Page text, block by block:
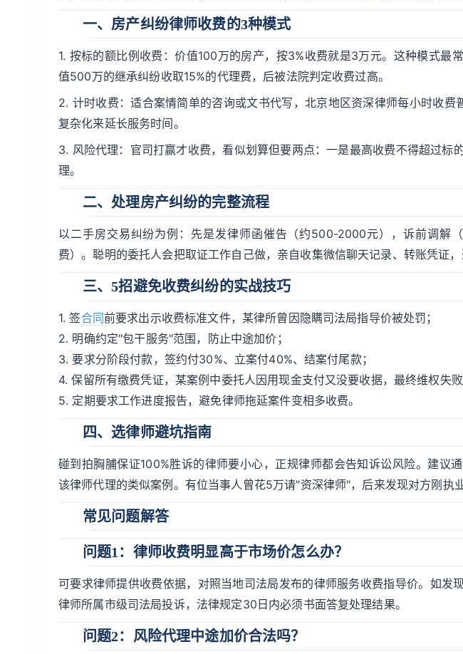
一、房产纠纷律师收费的3种模式
1. 按标的额比例收费：价值100万的房产，按3%收费就是3万元。这种模式最
值500万的继承纠纷收取15%的代理费，后被法院判定收费过高。
2. 计时收费：适合案情简单的咨询或文书代写，北京地区资深律师每小时收
复杂化来延长服务时间。
3. 风险代理：官司打赢才收费，看似划算但要两点：一是最高收费不得超过标
理。
二、处理房产纠纷的完整流程
以二手房交易纠纷为例：先是发律师函催告（约500-2000元），诉前调解
费）。聪明的委托人会把取证工作自己做，亲自收集微信聊天记录、转账凭证
三、5招避免收费纠纷的实战技巧
1. 签合同前要求出示收费标准文件，某律所曾因隐瞒司法局指导价被处罚；
2. 明确约定"包干服务"范围，防止中途加价；
3. 要求分阶段付款，签约付30%、立案付40%、结案付尾款；
4. 保留所有缴费凭证，某案例中委托人因用现金支付又没要收据，最终维权失败
5. 定期要求工作进度报告，避免律师拖延案件变相多收费。
四、选律师避坑指南
碰到拍胸脯保证100%胜诉的律师要小心，正规律师都会告知诉讼风险。建议
该律师代理的类似案例。有位当事人曾花5万请"资深律师"，后来发现对方刚执
常见问题解答
问题1：律师收费明显高于市场价怎么办？
可要求律师提供收费依据，对照当地司法局发布的律师服务收费指导价。如发
律师所属市级司法局投诉，法律规定30日内必须书面答复处理结果。
问题2：风险代理中途加价合法吗？